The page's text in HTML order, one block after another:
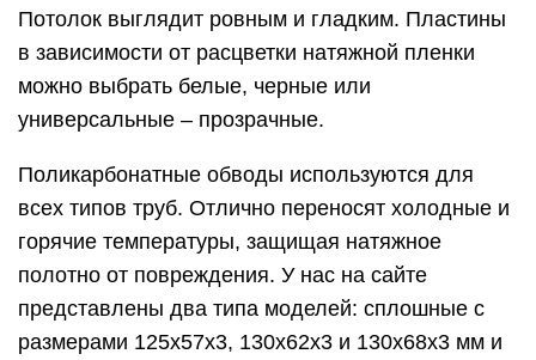
Потолок выглядит ровным и гладким. Пластины
в зависимости от расцветки натяжной пленки
можно выбрать белые, черные или
универсальные – прозрачные.
Поликарбонатные обводы используются для
всех типов труб. Отлично переносят холодные и
горячие температуры, защищая натяжное
полотно от повреждения. У нас на сайте
представлены два типа моделей: сплошные с
размерами 125х57х3, 130х62х3 и 130х68х3 мм и